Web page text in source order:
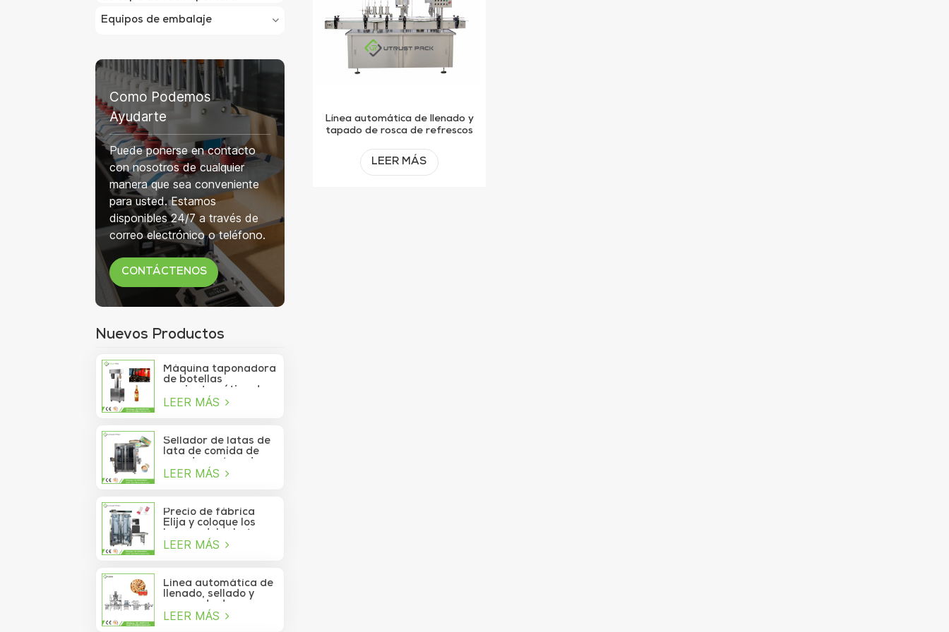
Equipos de embalaje
Como Podemos
Ayudarte
Puede ponerse en contacto
con nosotros de cualquier
manera que sea conveniente
para usted. Estamos
disponibles 24/7 a través de
correo electrónico o teléfono.
CONTÁCTENOS
Nuevos Productos
Máquina taponadora
de botellas
semiautomática de
750 ml para botellas
LEER MÁS
Sellador de latas de
lata de comida de
mar de contenedor
de vacío de sardina
LEER MÁS
Precio de fábrica
Elija y coloque los
Delta para la bolsita
LEER MÁS
Línea automática de
llenado, sellado y
envasado de
alimentos para
LEER MÁS
Línea automática de llenado y
tapado de rosca de refrescos
LEER MÁS